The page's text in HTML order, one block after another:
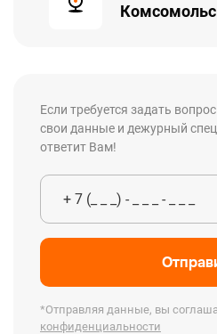
Если требуется задать
свои данные и дежурный
ответит Вам!
*Отправляя данные, вы
конфиденциальности